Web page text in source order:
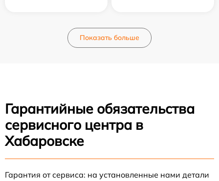
Показать больше
Гарантийные обязательства
сервисного центра в
Хабаровске
Гарантия от сервиса: на установленные нами детали